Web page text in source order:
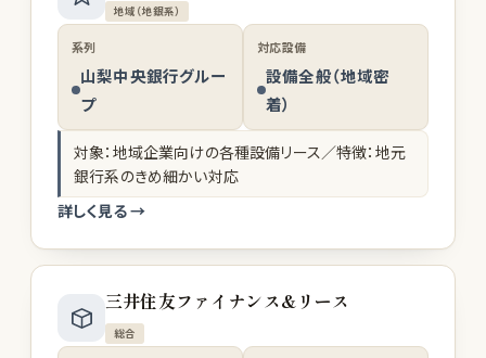
地域（地銀系）
系列
山梨中央銀行グルー
プ
対応設備
設備全般（地域密
着）
対象：地域企業向けの各種設備リース／特徴：地元
銀行系のきめ細かい対応
詳しく見る →
三井住友ファイナンス&リース
総合